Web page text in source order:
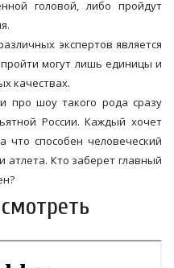
головой, либо пройдут
экспертов является
могут лишь единицы и
качествах.
про шоу такого рода сразу
России. Каждый хочет
способен человеческий
атлета. Кто заберет главный